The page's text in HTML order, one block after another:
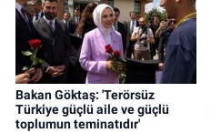
Bakan Göktaş: 'Terörsüz
Türkiye güçlü aile ve güçlü
toplumun teminatıdır'